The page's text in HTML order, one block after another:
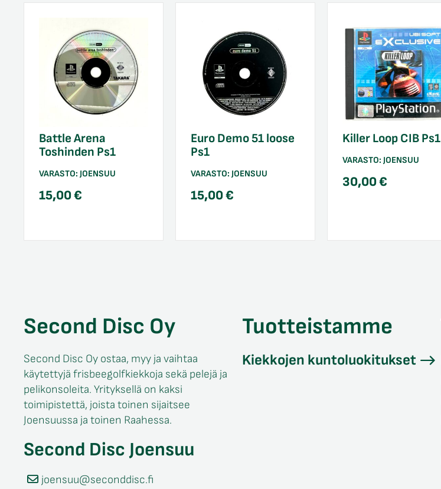
Battle Arena
Toshinden Ps1
VARASTO: JOENSUU
15,00€
Euro Demo 51 loose
Ps1
VARASTO: JOENSUU
15,00€
Killer Loop CIB Ps1
VARASTO: JOENSUU
30,00€
Second Disc Oy
Second Disc Oy ostaa, myy ja vaihtaa
käytettyjä frisbeegolfkiekkoja sekä pelejä ja
pelikonsoleita. Yrityksellä on kaksi
toimipistettä, joista toinen sijaitsee
Joensuussa ja toinen Raahessa.
Second Disc Joensuu
joensuu@seconddisc.fi
Tuotteistamme
Kiekkojen kuntoluokitukset